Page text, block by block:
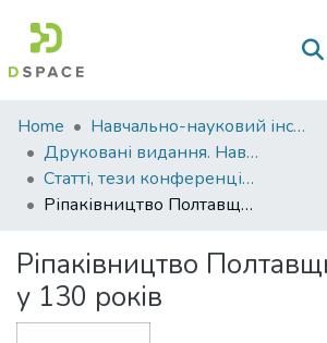
Communities
&
Collections
Statistics
Home
Навчально-науковий інститут агротехнологій, селекції та екології
Друковані видання. Навчально-науковий інститут агротехнологій, селекції та екології
Статті, тези конференцій. Навчально-науковий інститут агротехнологій, селекції та екології
Ріпаківництво Полтавщини: шлях у 130 років
Ріпаківництво
у 130 років